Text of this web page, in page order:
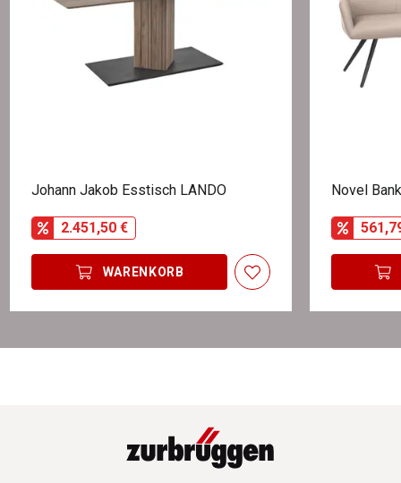
Johann Jakob Esstisch LANDO
2.451,50 €
WARENKORB
Novel